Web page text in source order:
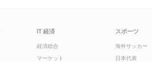
IT 経済
経済総合
マーケット
スポーツ
海外サッカー
日本代表